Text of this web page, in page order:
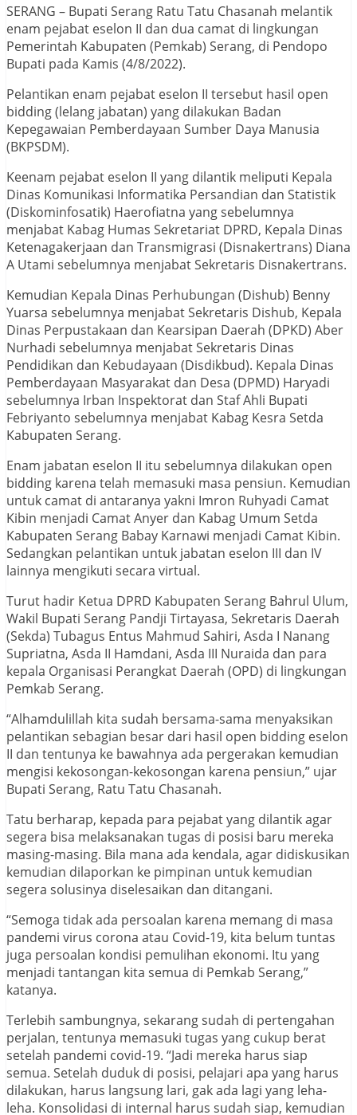
SERANG – Bupati Serang Ratu Tatu Chasanah melantik
enam pejabat eselon II dan dua camat di lingkungan
Pemerintah Kabupaten (Pemkab) Serang, di Pendopo
Bupati pada Kamis (4/8/2022).
Pelantikan enam pejabat eselon II tersebut hasil open
bidding (lelang jabatan) yang dilakukan Badan
Kepegawaian Pemberdayaan Sumber Daya Manusia
(BKPSDM).
Keenam pejabat eselon II yang dilantik meliputi Kepala
Dinas Komunikasi Informatika Persandian dan Statistik
(Diskominfosatik) Haerofiatna yang sebelumnya
menjabat Kabag Humas Sekretariat DPRD, Kepala Dinas
Ketenagakerjaan dan Transmigrasi (Disnakertrans) Diana
A Utami sebelumnya menjabat Sekretaris Disnakertrans.
Kemudian Kepala Dinas Perhubungan (Dishub) Benny
Yuarsa sebelumnya menjabat Sekretaris Dishub, Kepala
Dinas Perpustakaan dan Kearsipan Daerah (DPKD) Aber
Nurhadi sebelumnya menjabat Sekretaris Dinas
Pendidikan dan Kebudayaan (Disdikbud). Kepala Dinas
Pemberdayaan Masyarakat dan Desa (DPMD) Haryadi
sebelumnya Irban Inspektorat dan Staf Ahli Bupati
Febriyanto sebelumnya menjabat Kabag Kesra Setda
Kabupaten Serang.
Enam jabatan eselon II itu sebelumnya dilakukan open
bidding karena telah memasuki masa pensiun. Kemudian
untuk camat di antaranya yakni Imron Ruhyadi Camat
Kibin menjadi Camat Anyer dan Kabag Umum Setda
Kabupaten Serang Babay Karnawi menjadi Camat Kibin.
Sedangkan pelantikan untuk jabatan eselon III dan IV
lainnya mengikuti secara virtual.
Turut hadir Ketua DPRD Kabupaten Serang Bahrul Ulum,
Wakil Bupati Serang Pandji Tirtayasa, Sekretaris Daerah
(Sekda) Tubagus Entus Mahmud Sahiri, Asda I Nanang
Supriatna, Asda II Hamdani, Asda III Nuraida dan para
kepala Organisasi Perangkat Daerah (OPD) di lingkungan
Pemkab Serang.
“Alhamdulillah kita sudah bersama-sama menyaksikan
pelantikan sebagian besar dari hasil open bidding eselon
II dan tentunya ke bawahnya ada pergerakan kemudian
mengisi kekosongan-kekosongan karena pensiun,” ujar
Bupati Serang, Ratu Tatu Chasanah.
Tatu berharap, kepada para pejabat yang dilantik agar
segera bisa melaksanakan tugas di posisi baru mereka
masing-masing. Bila mana ada kendala, agar didiskusikan
kemudian dilaporkan ke pimpinan untuk kemudian
segera solusinya diselesaikan dan ditangani.
“Semoga tidak ada persoalan karena memang di masa
pandemi virus corona atau Covid-19, kita belum tuntas
juga persoalan kondisi pemulihan ekonomi. Itu yang
menjadi tantangan kita semua di Pemkab Serang,”
katanya.
Terlebih sambungnya, sekarang sudah di pertengahan
perjalan, tentunya memasuki tugas yang cukup berat
setelah pandemi covid-19. “Jadi mereka harus siap
semua. Setelah duduk di posisi, pelajari apa yang harus
dilakukan, harus langsung lari, gak ada lagi yang leha-
leha. Konsolidasi di internal harus sudah siap, kemudian